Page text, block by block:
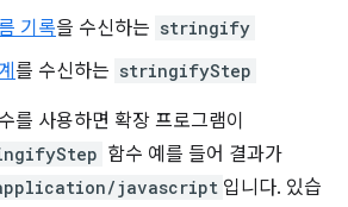
기록을 수신하는 stringify
를 수신하는 stringifyStep
를 사용하면 확장 프로그램이
함수 예를 들어 결과가
javascript 입니다. 있습